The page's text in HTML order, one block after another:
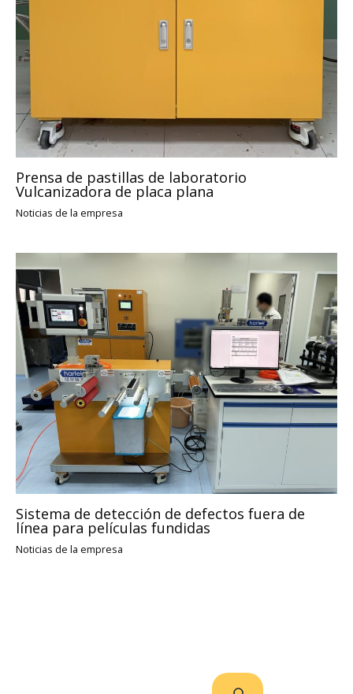
Prensa de pastillas de laboratorio
Vulcanizadora de placa plana
Noticias de la empresa
Sistema de detección de defectos fuera de
línea para películas fundidas
Noticias de la empresa